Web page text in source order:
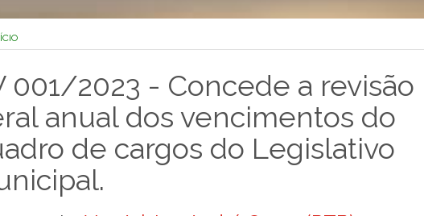
001/2023 - Concede a revisão
anual dos vencimentos do
de cargos do Legislativo